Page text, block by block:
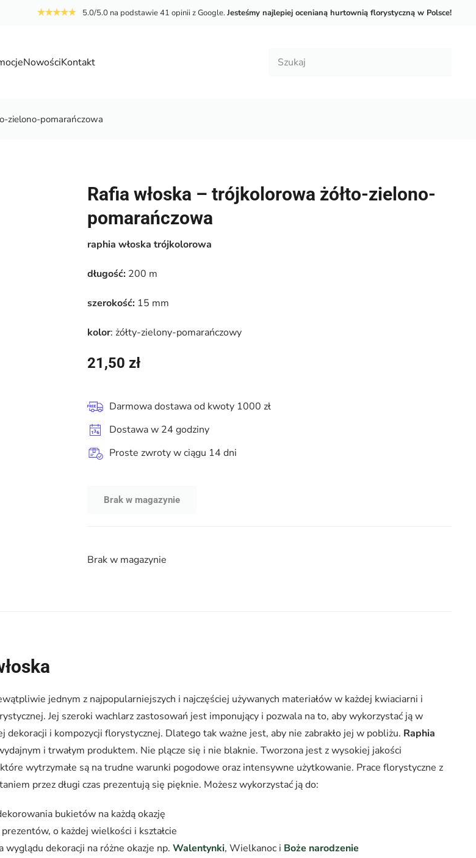
5.0/5.0 na podstawie 41 opinii z Google.Jesteśmy najlepiej ocenianą hurtownią florystyczną w Polsce!
NowościKontakt
zielono-pomarańczowa
Rafia włoska – trójkolorowa żółto-zielono-
pomarańczowa
raphia włoska trójkolorowa
długość: 200 m
szerokość: 15 mm
kolor: żółty-zielony-pomarańczowy
21,50 zł
Darmowa dostawa od kwoty 1000 zł
Dostawa w 24 godziny
Proste zwroty w ciągu 14 dni
Brak w magazynie
Brak w magazynie
jednym z najpopularniejszych i najczęściej używanych materiałów w każdej kwiaciarni i
Jej szeroki wachlarz zastosowań jest imponujący i pozwala na to, aby wykorzystać ją w
dekoracji i kompozycji florystycznej. Dlatego tak ważne jest, aby nie zabrakło jej w pobliżu. Raphia
i trwałym produktem. Nie plącze się i nie blaknie. Tworzona jest z wysokiej jakości
wytrzymałe są na trudne warunki pogodowe oraz intensywne użytkowanie. Prace florystyczne z
przez długi czas prezentują się pięknie. Możesz wykorzystać ją do:
bukietów na każdą okazję
o każdej wielkości i kształcie
wyglądu dekoracji na różne okazje np. Walentynki, Wielkanoc i Boże narodzenie